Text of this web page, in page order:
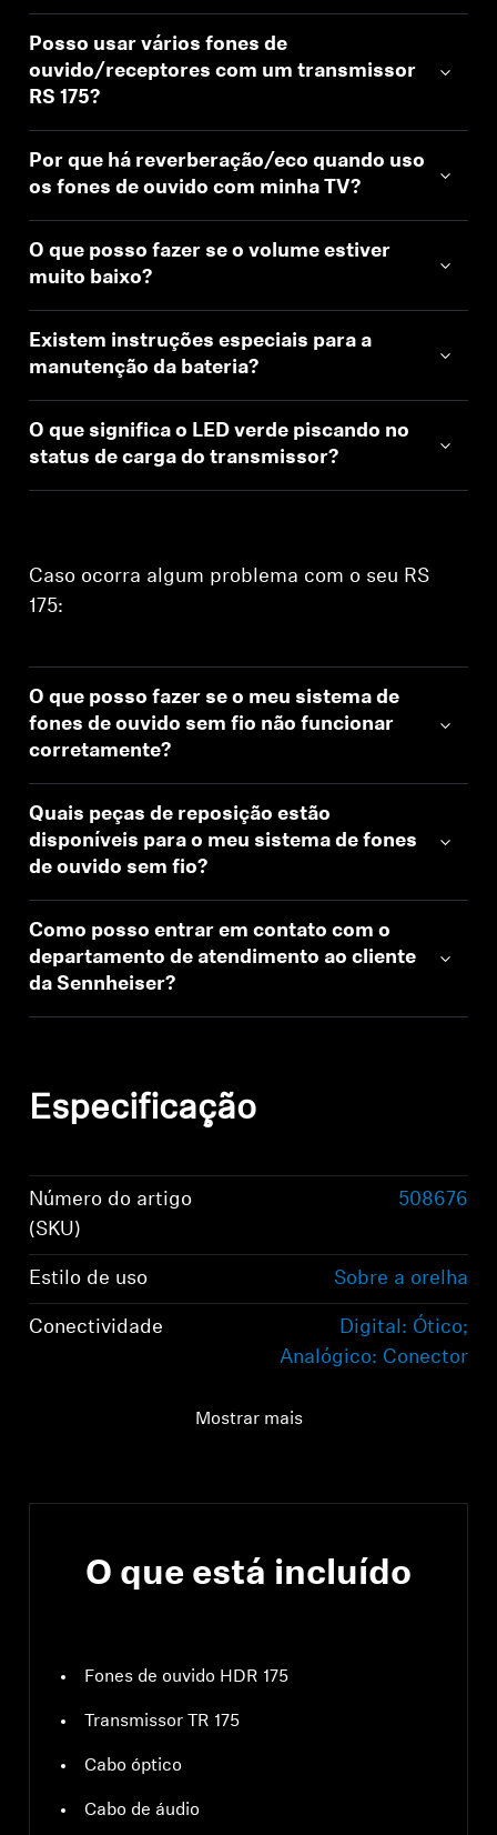
Posso usar vários fones de
ouvido/receptores com um transmissor
RS 175?
Por que há reverberação/eco quando uso
os fones de ouvido com minha TV?
O que posso fazer se o volume estiver
muito baixo?
Existem instruções especiais para a
manutenção da bateria?
O que significa o LED verde piscando no
status de carga do transmissor?
Caso ocorra algum problema com o seu RS
175:
O que posso fazer se o meu sistema de
fones de ouvido sem fio não funcionar
corretamente?
Quais peças de reposição estão
disponíveis para o meu sistema de fones
de ouvido sem fio?
Como posso entrar em contato com o
departamento de atendimento ao cliente
da Sennheiser?
Especificação
Número do artigo
(SKU)
508676
Estilo de uso Sobre a orelha
Conectividade
Digital: Ótico;
Analógico: Conector
Mostrar mais
O que está incluído
Fones de ouvido HDR 175
Transmissor TR 175
Cabo óptico
Cabo de áudio